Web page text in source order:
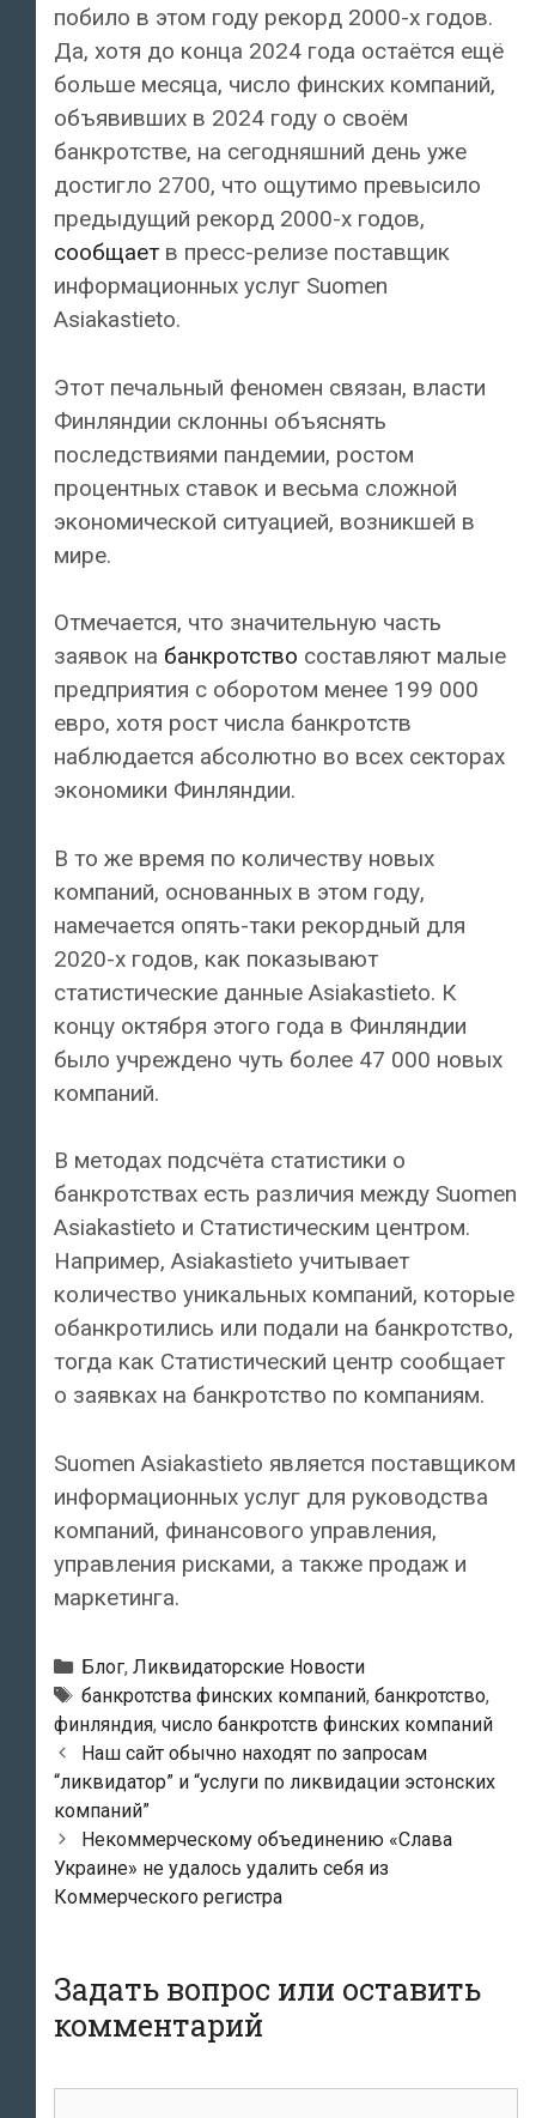
побило в этом году рекорд 2000-х годов.
Да, хотя до конца 2024 года остаётся ещё
больше месяца, число финских компаний,
объявивших в 2024 году о своём
банкротстве, на сегодняшний день уже
достигло 2700, что ощутимо превысило
предыдущий рекорд 2000-х годов,
сообщает в пресс-релизе поставщик
информационных услуг Suomen
Asiakastieto.
Этот печальный феномен связан, власти
Финляндии склонны объяснять
последствиями пандемии, ростом
процентных ставок и весьма сложной
экономической ситуацией, возникшей в
мире.
Отмечается, что значительную часть
заявок на банкротство составляют малые
предприятия с оборотом менее 199 000
евро, хотя рост числа банкротств
наблюдается абсолютно во всех секторах
экономики Финляндии.
В то же время по количеству новых
компаний, основанных в этом году,
намечается опять-таки рекордный для
2020-х годов, как показывают
статистические данные Asiakastieto. К
концу октября этого года в Финляндии
было учреждено чуть более 47 000 новых
компаний.
В методах подсчёта статистики о
банкротствах есть различия между Suomen
Asiakastieto и Статистическим центром.
Например, Asiakastieto учитывает
количество уникальных компаний, которые
обанкротились или подали на банкротство,
тогда как Статистический центр сообщает
о заявках на банкротство по компаниям.
Suomen Asiakastieto является поставщиком
информационных услуг для руководства
компаний, финансового управления,
управления рисками, а также продаж и
маркетинга.
Рубрики
Блог, Ликвидаторские Новости
Метки
банкротства финских компаний, банкротство,
финляндия, число банкротств финских компаний
Навигация
по
записям
Наш сайт обычно находят по запросам
“ликвидатор” и “услуги по ликвидации эстонских
компаний”
Некоммерческому объединению «Слава
Украине» не удалось удалить себя из
Коммерческого регистра
Задать вопрос или оставить
комментарий